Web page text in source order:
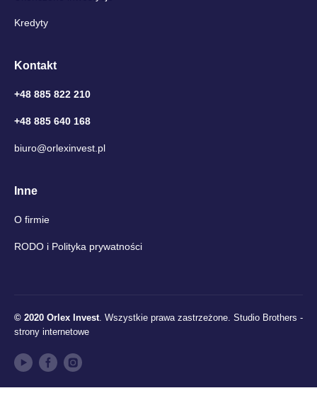
Kredyty
Kontakt
+48 885 822 210
+48 885 640 168
biuro@orlexinvest.pl
Inne
O firmie
RODO i Polityka prywatności
© 2020 Orlex Invest. Wszystkie prawa zastrzeżone. Studio Brothers -
strony internetowe